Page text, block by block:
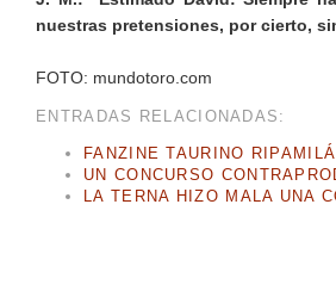
nuestras pretensiones, por cierto,
FOTO: mundotoro.com
ENTRADAS RELACIONADAS:
FANZINE TAURINO
UN CONCURSO
LA TERNA HIZO MALA UNA